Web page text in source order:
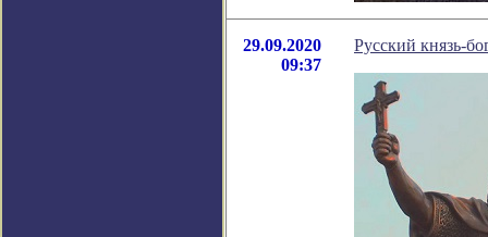
29.09.2020
09:37
Русский князь-